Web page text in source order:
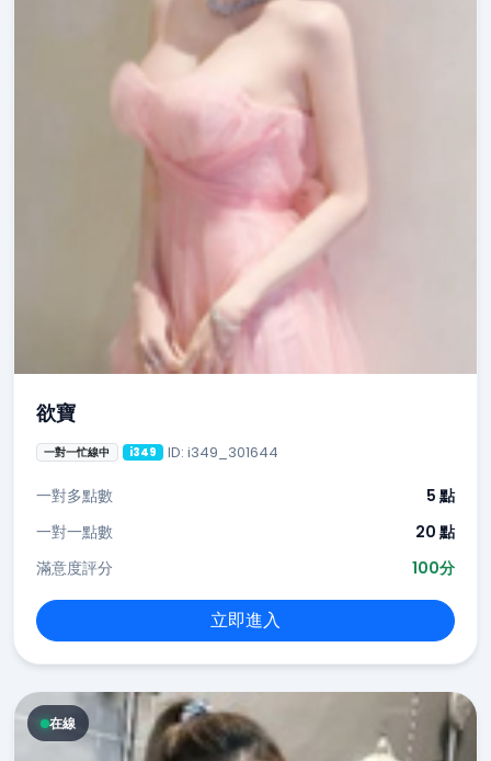
欲寶
一對一忙線中 i349 ID: i349_301644
一對多點數
5 點
一對一點數
20 點
滿意度評分
100分
立即進入
在線